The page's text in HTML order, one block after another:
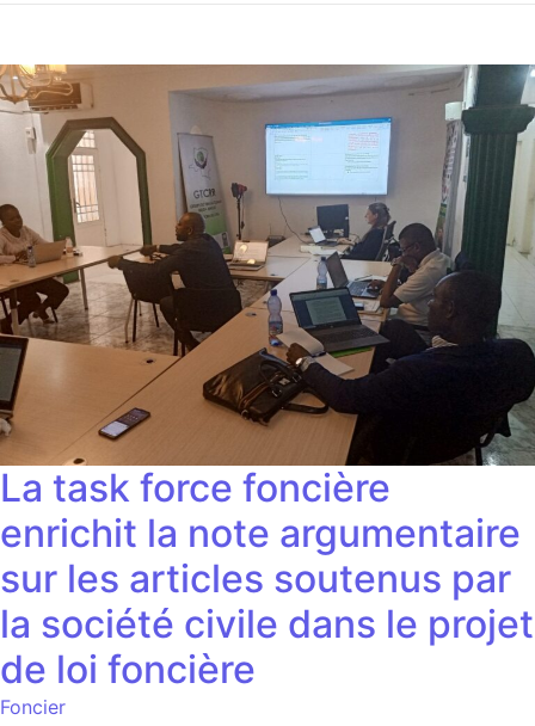
La task force foncière
enrichit la note argumentaire
sur les articles soutenus par
la société civile dans le projet
de loi foncière
Foncier